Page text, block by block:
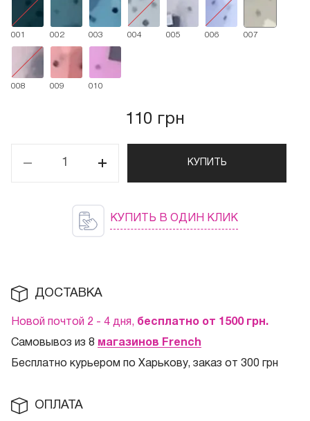
001 002 003 004 005 006 007
008 009 010
110 грн
КУПИТЬ
КУПИТЬ В ОДИН КЛИК
ДОСТАВКА
Новой почтой 2 - 4 дня, бесплатно от 1500 грн.
Самовывоз из 8 магазинов French
Бесплатно курьером по Харькову, заказ от 300 грн
ОПЛАТА